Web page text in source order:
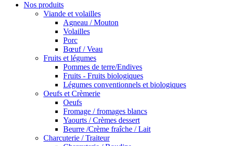
Nos produits
Viande et volailles
Agneau / Mouton
Volailles
Porc
Bœuf / Veau
Fruits et légumes
Pommes de terre/Endives
Fruits - Fruits biologiques
Légumes conventionnels et biologiques
Oeufs et Crèmerie
Oeufs
Fromage / fromages blancs
Yaourts / Crèmes dessert
Beurre /Crème fraîche / Lait
Charcuterie / Traiteur